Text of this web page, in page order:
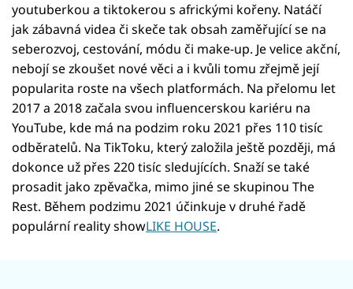
youtuberkou a tiktokerou s africkými kořeny. Natáčí
jak zábavná videa či skeče tak obsah zaměřující se na
seberozvoj, cestování, módu či make-up. Je velice akční,
nebojí se zkoušet nové věci a i kvůli tomu zřejmě její
popularita roste na všech platformách. Na přelomu let
2017 a 2018 začala svou influencerskou kariéru na
YouTube, kde má na podzim roku 2021 přes 110 tisíc
odběratelů. Na TikToku, který založila ještě později, má
dokonce už přes 220 tisíc sledujících. Snaží se také
prosadit jako zpěvačka, mimo jiné se skupinou The
Rest. Během podzimu 2021 účinkuje v druhé řadě
populární reality showLIKE HOUSE.